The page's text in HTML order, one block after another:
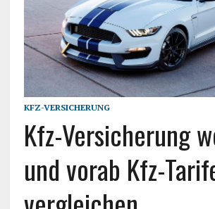
KFZ-VERSICHERUNG
Kfz-Versicherung
und vorab Kfz-